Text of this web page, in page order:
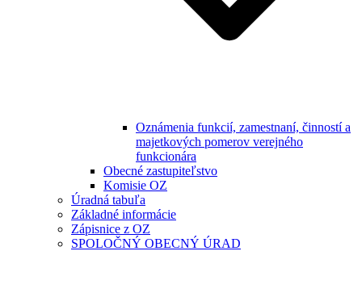
Oznámenia funkcií, zamestnaní, činností a
majetkových pomerov verejného
funkcionára
Obecné zastupiteľstvo
Komisie OZ
Úradná tabuľa
Základné informácie
Zápisnice z OZ
SPOLOČNÝ OBECNÝ ÚRAD